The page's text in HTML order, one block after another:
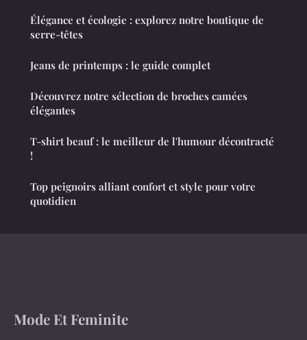
Élégance et écologie : explorez notre boutique de
serre-têtes
Jeans de printemps : le guide complet
Découvrez notre sélection de broches camées
élégantes
T-shirt beauf : le meilleur de l'humour décontracté
!
Top peignoirs alliant confort et style pour votre
quotidien
Mode Et Feminite